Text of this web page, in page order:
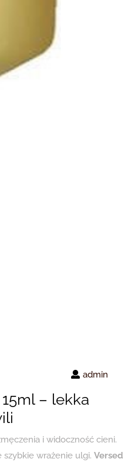
admin
– lekka
i widoczność cieni.
wrażenie ulgi. Versed